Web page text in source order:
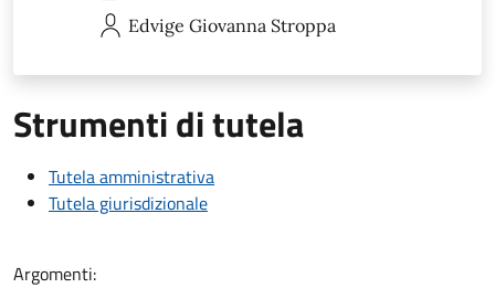
Edvige Giovanna Stroppa
Strumenti di tutela
Tutela amministrativa
Tutela giurisdizionale
Argomenti: